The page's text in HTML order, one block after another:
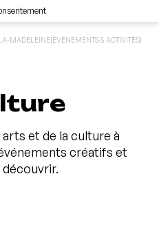
MADELEINE|ÉVÉNEMENTS & ACTIVITÉS|
arts et de la culture à
créatifs et